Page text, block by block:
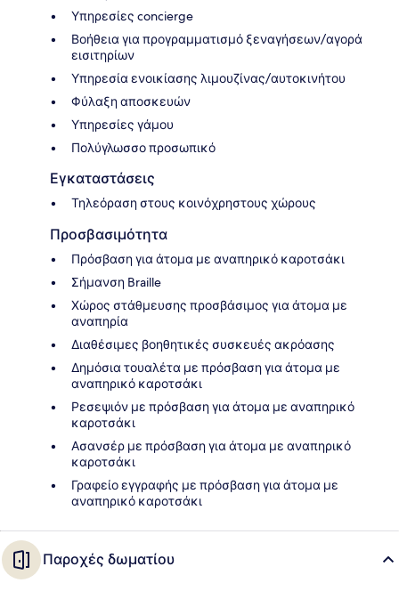
Υπηρεσίες concierge
Βοήθεια για προγραμματισμό ξεναγήσεων/αγορά
εισιτηρίων
Υπηρεσία ενοικίασης λιμουζίνας/αυτοκινήτου
Φύλαξη αποσκευών
Υπηρεσίες γάμου
Πολύγλωσσο προσωπικό
Εγκαταστάσεις
Τηλεόραση στους κοινόχρηστους χώρους
Προσβασιμότητα
Πρόσβαση για άτομα με αναπηρικό καροτσάκι
Σήμανση Braille
Χώρος στάθμευσης προσβάσιμος για άτομα με
αναπηρία
Διαθέσιμες βοηθητικές συσκευές ακρόασης
Δημόσια τουαλέτα με πρόσβαση για άτομα με
αναπηρικό καροτσάκι
Ρεσεψιόν με πρόσβαση για άτομα με αναπηρικό
καροτσάκι
Ασανσέρ με πρόσβαση για άτομα με αναπηρικό
καροτσάκι
Γραφείο εγγραφής με πρόσβαση για άτομα με
αναπηρικό καροτσάκι
Παροχές δωματίου